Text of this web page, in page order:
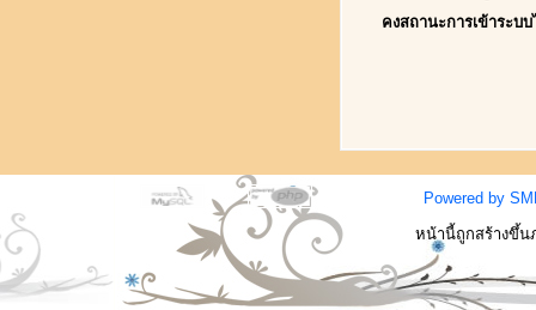
คงสถานะการเข้าระบ
Powered by
หน้านี้ถูกสร้างขึ้น